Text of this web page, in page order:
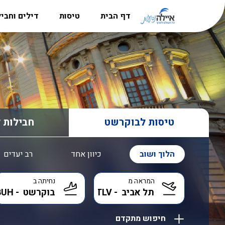
דף הבית
מדריך היעדים
הרשמה למשלחות לפולין
סניפים
אודות
דרושים
טיסות
טיסות לאירופה
טיסות לקרפטוס
טיסות לבוקרשט
טיסות לאתונה
טיסות לבודפשט
טיסות לבאקו
דילים
חבילות
דילים
חבילות
דילים
דילים
דילים
טיסות לבוקרשט
הלוך ושוב כיוון אחד רב יעדים
המראה מ נחיתה ב